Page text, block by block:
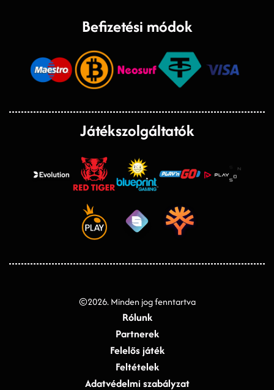
Befizetési módok
Játékszolgáltatók
©2026. Minden jog fenntartva
Rólunk
Partnerek
Felelős játék
Feltételek
Adatvédelmi szabályzat